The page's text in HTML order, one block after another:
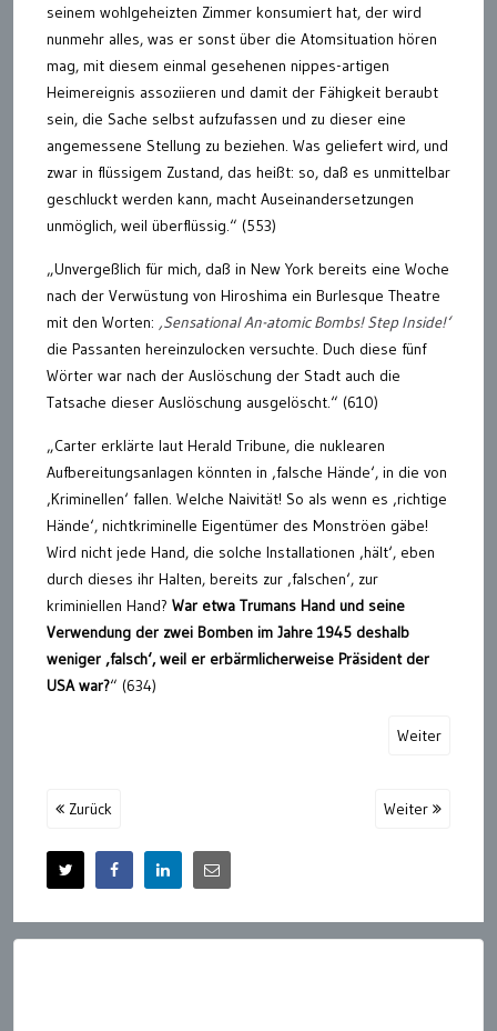
seinem wohlgeheizten Zimmer konsumiert hat, der wird
nunmehr alles, was er sonst über die Atomsituation hören
mag, mit diesem einmal gesehenen nippes-artigen
Heimereignis assoziieren und damit der Fähigkeit beraubt
sein, die Sache selbst aufzufassen und zu dieser eine
angemessene Stellung zu beziehen. Was geliefert wird, und
zwar in flüssigem Zustand, das heißt: so, daß es unmittelbar
geschluckt werden kann, macht Auseinandersetzungen
unmöglich, weil überflüssig.“ (553)
„Unvergeßlich für mich, daß in New York bereits eine Woche
nach der Verwüstung von Hiroshima ein Burlesque Theatre
mit den Worten: ‚Sensational An-atomic Bombs! Step Inside!‘
die Passanten hereinzulocken versuchte. Duch diese fünf
Wörter war nach der Auslöschung der Stadt auch die
Tatsache dieser Auslöschung ausgelöscht.“ (610)
„Carter erklärte laut Herald Tribune, die nuklearen
Aufbereitungsanlagen könnten in ‚falsche Hände‘, in die von
‚Kriminellen‘ fallen. Welche Naivität! So als wenn es ‚richtige
Hände‘, nichtkriminelle Eigentümer des Monströen gäbe!
Wird nicht jede Hand, die solche Installationen ‚hält‘, eben
durch dieses ihr Halten, bereits zur ‚falschen‘, zur
kriminiellen Hand? War etwa Trumans Hand und seine
Verwendung der zwei Bomben im Jahre 1945 deshalb
weniger ‚falsch‘, weil er erbärmlicherweise Präsident der
USA war?“ (634)
Weiter
Zurück Weiter